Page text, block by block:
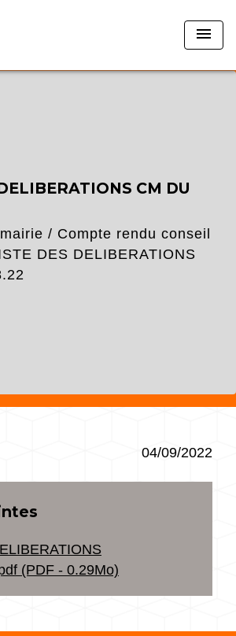
menu
CM DU
/ Compte rendu conseil
DES DELIBERATIONS
04/09/2022
(PDF - 0.29Mo)